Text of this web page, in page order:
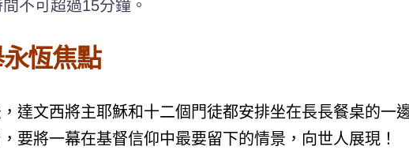
不可超過15分鐘。
恆焦點
達文西將主耶穌和十二個門徒都安排坐在長長餐桌的一
要將一幕在基督信仰中最要留下的情景，向世人展現！